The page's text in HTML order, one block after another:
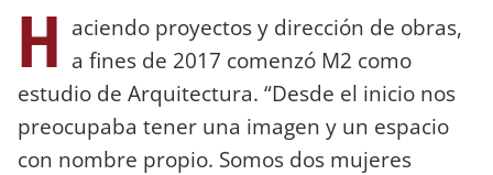
H aciendo proyectos y dirección de obras,
a fines de 2017 comenzó M2 como
estudio de Arquitectura. “Desde el inicio nos
preocupaba tener una imagen y un espacio
con nombre propio. Somos dos mujeres